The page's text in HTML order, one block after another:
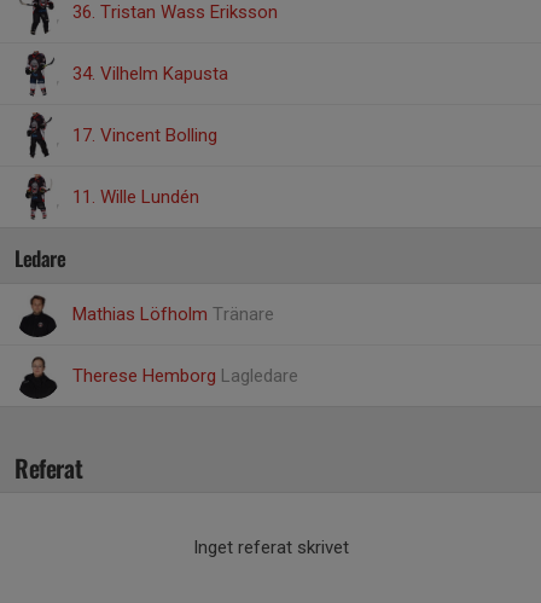
36. Tristan Wass Eriksson
34. Vilhelm Kapusta
17. Vincent Bolling
11. Wille Lundén
Ledare
Mathias Löfholm Tränare
Therese Hemborg Lagledare
Referat
Inget referat skrivet